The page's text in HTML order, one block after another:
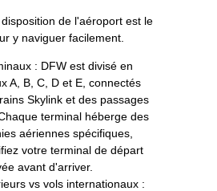
de l'aéroport est le
y naviguer facilement.
: DFW est divisé en
A, B, C, D et E, connectés
Skylink et des passages
terminal héberge des
aériennes spécifiques,
votre terminal de départ
avant d'arriver.
vs vols internationaux :